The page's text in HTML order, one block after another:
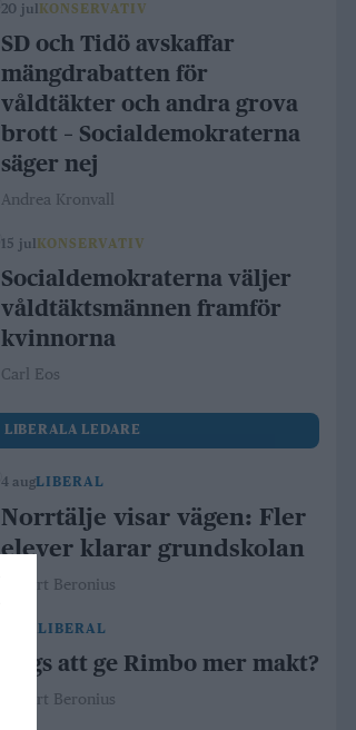
20 jul KONSERVATIV
SD och Tidö avskaffar
mängdrabatten för
våldtäkter och andra grova
brott – Socialdemokraterna
säger nej
Andrea Kronvall
15 jul KONSERVATIV
Socialdemokraterna väljer
våldtäktsmännen framför
kvinnorna
Carl Eos
LIBERALA LEDARE
4 augLIBERAL
Norrtälje visar vägen: Fler
elever klarar grundskolan
Robert Beronius
29 julLIBERAL
Dags att ge Rimbo mer makt?
Robert Beronius